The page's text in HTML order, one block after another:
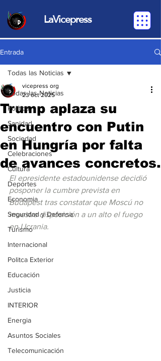
LaVicepress
Entrada
Todas las Noticias
Política
Sanidad
Sociedad
Celebraciones
Cultura
Deportes
Economia
Seguridad y Defensa
Turismo
Internacional
Politca Exterior
Educación
Justicia
INTERIOR
Energia
Asuntos Sociales
Telecomunicación
Todas las Noticias
Trump aplaza su
encuentro con Putin
en Hungría por falta
de avances concretos.
vicepress org
23 oct 2025
El epresidente estadounidense decidió
posponer la cumbre prevista en
Budapest tras constatar que Moscú no
muestra disposición a un alto el fuego
en Ucrania.